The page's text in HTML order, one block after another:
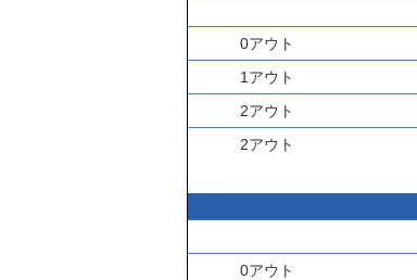
0アウト
1アウト
2アウト
2アウト
0アウト